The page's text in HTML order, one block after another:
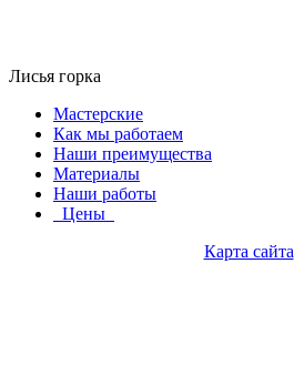
Лисья горка
Мастерские
Как мы работаем
Наши преимущества
Материалы
Наши работы
Цены
Карта сайта